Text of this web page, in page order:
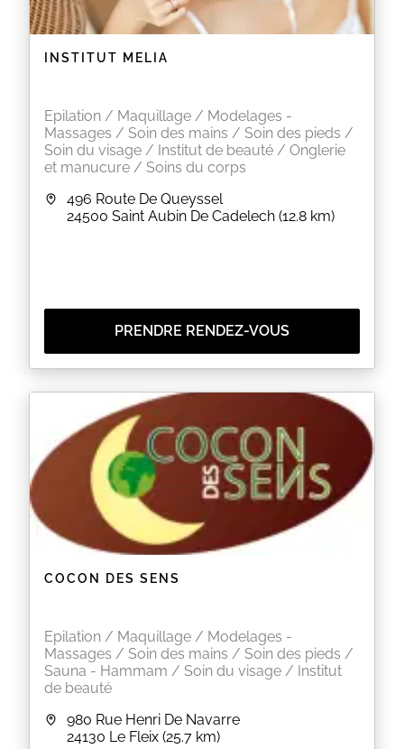
INSTITUT MELIA
Epilation / Maquillage / Modelages -
Massages / Soin des mains / Soin des pieds /
Soin du visage / Institut de beauté / Onglerie
et manucure / Soins du corps
496 Route De Queyssel
24500 Saint Aubin De Cadelech (12.8 km)
PRENDRE RENDEZ-VOUS
COCON DES SENS
Epilation / Maquillage / Modelages -
Massages / Soin des mains / Soin des pieds /
Sauna - Hammam / Soin du visage / Institut
de beauté
980 Rue Henri De Navarre
24130 Le Fleix (25.7 km)